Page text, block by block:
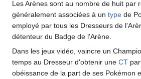
Les Arènes sont au nombre de huit par
généralement associées à un type de
employé par tous les Dresseurs de
détenteur du Badge de l'Arène.
Dans les jeux vidéo, vaincre un
temps au Dresseur d'obtenir une CT
obéissance de la part de ses Pokémon